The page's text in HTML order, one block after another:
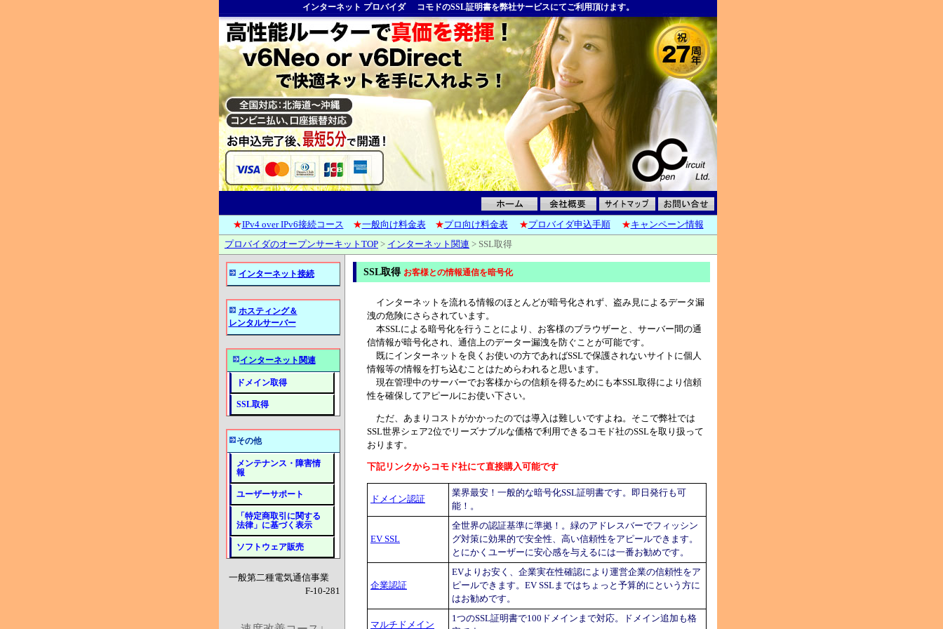
インターネット プロバイダ コモドのSSL証明書を弊社サービスにてご利用頂けます。
★IPv4 over IPv6接続コース ★一般向け料金表 ★プロ向け料金表 ★プロバイダ申込手順 ★キャンペーン情報
プロバイダのオープンサーキットTOP > インターネット関連 > SSL取得
SSL取得 お客様との情報通信を暗号化
インターネットを流れる情報のほとんどが暗号化されず、盗み見によるデータ漏
洩の危険にさらされています。
本SSLによる暗号化を行うことにより、お客様のブラウザーと、サーバー間の通
信情報が暗号化され、通信上のデーター漏洩を防ぐことが可能です。
既にインターネットを良くお使いの方であればSSLで保護されないサイトに個人
情報等の情報を打ち込むことはためらわれると思います。
現在管理中のサーバーでお客様からの信頼を得るためにも本SSL取得により信頼
性を確保してアピールにお使い下さい。
ただ、あまりコストがかかったのでは導入は難しいですよね。そこで弊社では
SSL世界シェア2位でリーズナブルな価格で利用できるコモド社のSSLを取り扱って
おります。
下記リンクからコモド社にて直接購入可能です
ドメイン認証
業界最安！一般的な暗号化SSL証明書です。即日発行も可
能！。
EV SSL
全世界の認証基準に準拠！。緑のアドレスバーでフィッシン
グ対策に効果的で安全性、高い信頼性をアピールできます。
とにかくユーザーに安心感を与えるには一番お勧めです。
企業認証
EVよりお安く、企業実在性確認により運営企業の信頼性をア
ピールできます。EV SSLまではちょっと予算的にという方に
はお勧めです。
マルチドメイン
1つのSSL証明書で100ドメインまで対応。ドメイン追加も格
インターネット接続
ホスティング＆
レンタルサーバー
インターネット関連
ドメイン取得
SSL取得
その他
メンテナンス・障害情
報
ユーザーサポート
「特定商取引に関する
法律」に基づく表示
ソフトウェア販売
一般第二種電気通信事業
F-10-281